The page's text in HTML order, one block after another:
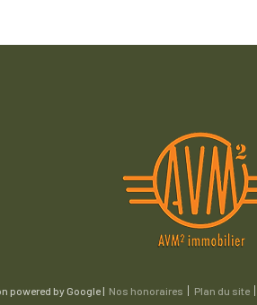
powered by Google | Nos honoraires Plan du site